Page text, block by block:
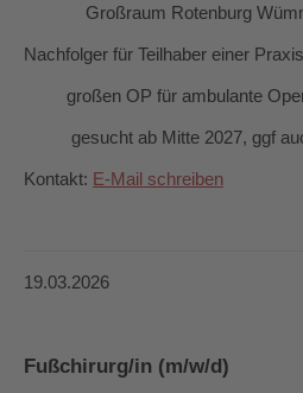
Großraum Rotenburg
Nachfolger für Teilhaber einer
großen OP für ambulante
gesucht ab Mitte 2027, ggf
Kontakt: E-Mail schreiben
19.03.2026
Fußchirurg/in (m/w/d)